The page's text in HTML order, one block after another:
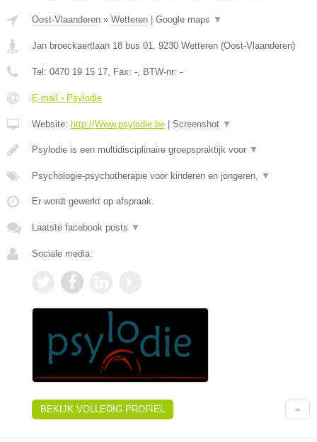
Oost-Vlaanderen » Wetteren Google maps ▼
Jan broeckaertlaan 18 bus 01, 9230 Wetteren (Oost-Vlaanderen)
Tel: 0470 19 15 17, Fax: -, BTW-nr: -
E-mail › Psylodie
Website: http://Www.psylodie.be Screenshot ▼
Psylodie is een multidisciplinaire groepspraktijk voor ▼
Psychologie-psychotherapie voor kinderen en jongeren, ▼
Er wordt gewerkt op afspraak.
Laatste facebook posts ▼
Sociale media:
BEKIJK VOLLEDIG PROFIEL